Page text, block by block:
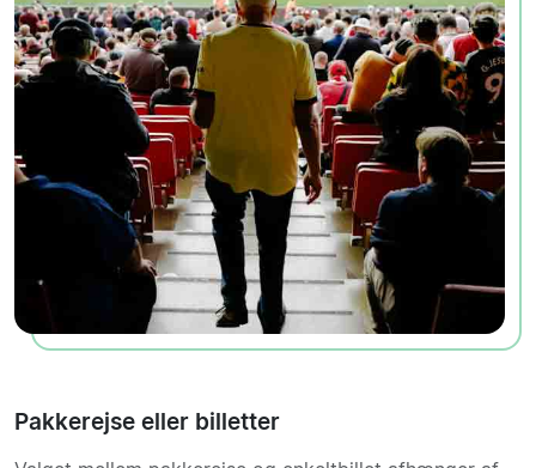
Pakkerejse eller billetter